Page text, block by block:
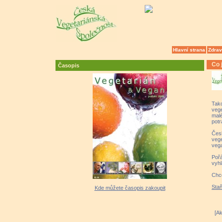
Hlavní strana
Časopis
Kde můžete časopis zakoupit
Co